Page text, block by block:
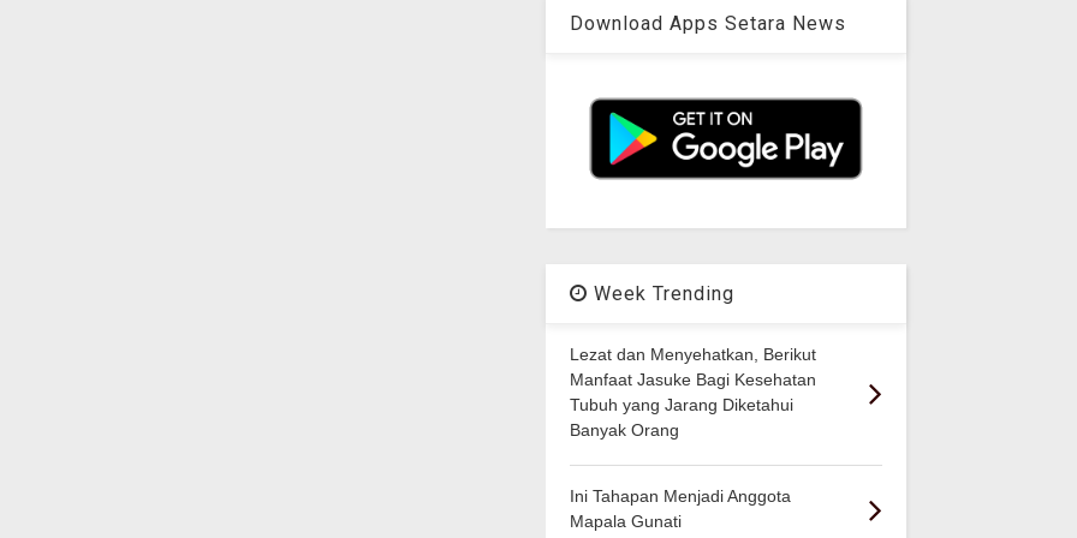
Download Apps Setara News
Week Trending
Lezat dan Menyehatkan, Berikut
Manfaat Jasuke Bagi Kesehatan
Tubuh yang Jarang Diketahui
Banyak Orang
Ini Tahapan Menjadi Anggota
Mapala Gunati